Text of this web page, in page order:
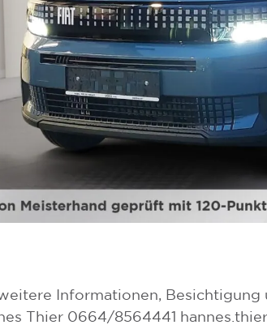
Informationen, Besichtigung
Thier 0664/8564441